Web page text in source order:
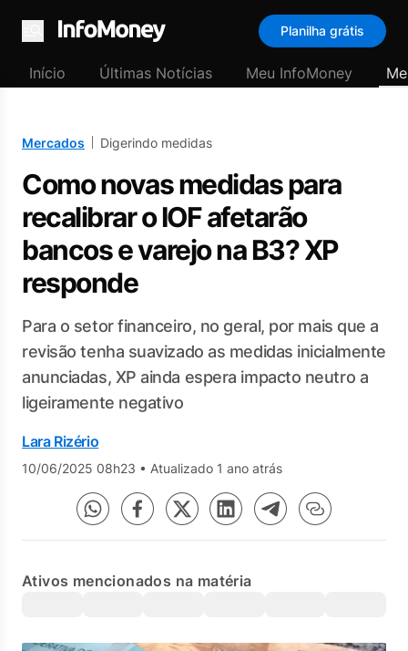
Menu
Planilha grátis
Início Últimas Notícias Meu InfoMoney
Mercados Digerindo medidas
Como novas medidas para
recalibrar o IOF afetarão
bancos e varejo na B3? XP
responde
Para o setor financeiro, no geral, por mais que a
revisão tenha suavizado as medidas inicialmente
anunciadas, XP ainda espera impacto neutro a
ligeiramente negativo
Lara Rizério
10/06/2025 08h23 • Atualizado 1 ano atrás
Ativos mencionados na matéria